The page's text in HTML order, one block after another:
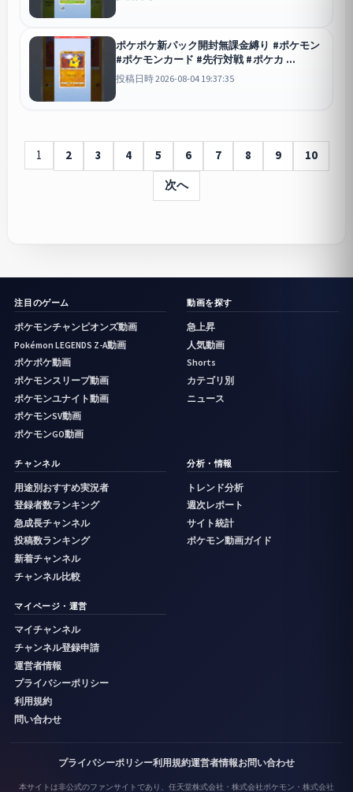
#先行対戦
ポケポケ新パック開封無課金縛り #ポケモン
#ポケモンカード #先行対戦 #ポケカ
ポケポケ
投稿日時 2026-08-04 19:37:35
1 2 3 4 5 6 7 8 9
10
次へ
注目のゲーム
ポケモンチャンピオンズ動画
Pokémon LEGENDS Z-A動画
ポケポケ動画
ポケモンスリープ動画
ポケモンユナイト動画
ポケモンSV動画
ポケモンGO動画
動画を探す
急上昇
人気動画
Shorts
カテゴリ別
ニュース
チャンネル
用途別おすすめ実況者
登録者数ランキング
急成長チャンネル
投稿数ランキング
新着チャンネル
チャンネル比較
分析・情報
トレンド分析
週次レポート
サイト統計
ポケモン動画ガイド
マイページ・運営
マイチャンネル
チャンネル登録申請
運営者情報
プライバシーポリシー
利用規約
問い合わせ
プライバシーポリシー利用規約運営者情報お問い合わせ
本サイトは非公式のファンサイトであり、任天堂株式会社・株式会社ポケモン・株式会社